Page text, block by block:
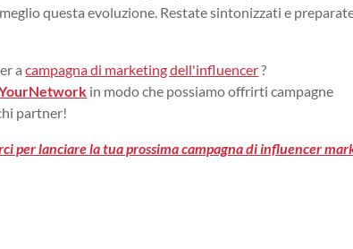
questa evoluzione. Restate sintonizzati e
acampagna di marketing dell'influencer?
in modo che possiamo offrirti campagne
partner!
per lanciare la tua prossima campagna di influencer